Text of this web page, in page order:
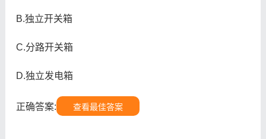
B.独立开关箱
C.分路开关箱
D.独立发电箱
正确答案: 查看最佳答案